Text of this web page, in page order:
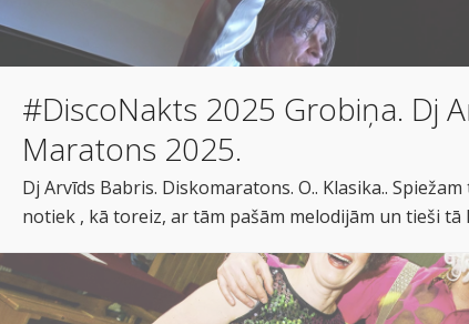
#DiscoNakts 2025 Grobiņa. Dj
Maratons 2025.
Dj Arvīds Babris. Diskomaratons. O.. Klasika..
notiek , kā toreiz, ar tām pašām melodijām un tieši